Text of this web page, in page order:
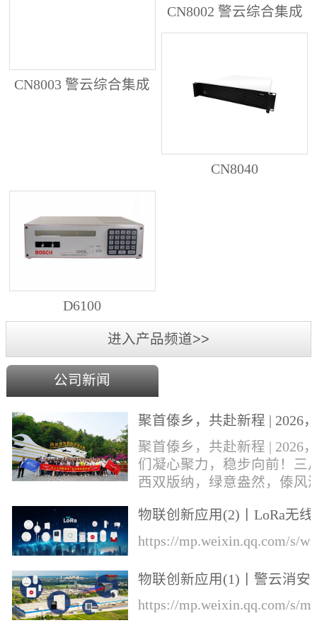
CN8003 警云综合集成
CN8002 警云综合集成
CN8040
D6100
进入产品频道>>
公司新闻
聚首傣乡，共赴新程 | 2026
们凝心聚力，稳步向前！
聚首傣乡，共赴新程 | 2026
们凝心聚力，稳步向前！三
西双版纳，绿意盎然，傣风
风中肆意绽放。丛文&华际
成员奔赴这片雨林热土，开
一场集年会盛典、团建游玩
业培训于一体的专属旅程！
才，展宏图，盛宴锚定前行
向本次旅程的开篇，便迎来
物联创新应用(2)丨LoRa无线
知的综合解决方案
https://mp.weixin.qq.com/s/
物联创新应用(1)丨警云消安
一体预警解决方案
https://mp.weixin.qq.com/s/